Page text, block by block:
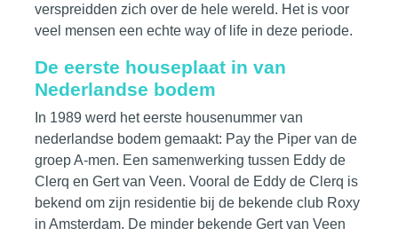
verspreidden zich over de hele wereld. Het is voor
veel mensen een echte way of life in deze periode.
De eerste houseplaat in van
Nederlandse bodem
In 1989 werd het eerste housenummer van
nederlandse bodem gemaakt: Pay the Piper van de
groep A-men. Een samenwerking tussen Eddy de
Clerq en Gert van Veen. Vooral de Eddy de Clerq is
bekend om zijn residentie bij de bekende club Roxy
in Amsterdam. De minder bekende Gert van Veen